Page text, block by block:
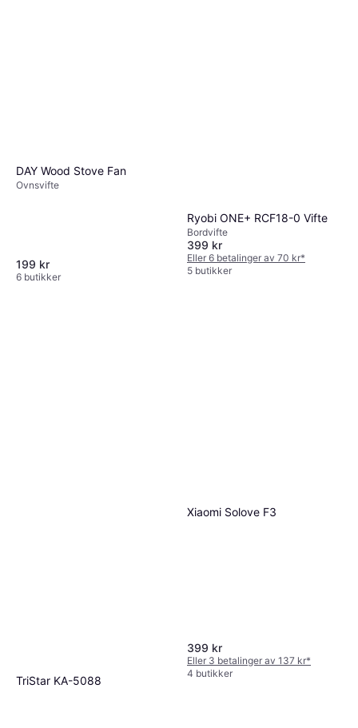
DAY Wood Stove Fan
Ovnsvifte
199 kr
6 butikker
Ryobi ONE+ RCF18-0 Vifte
Bordvifte
399 kr
Eller 6 betalinger av 70 kr*
5 butikker
TriStar KA-5088
Xiaomi Solove F3
399 kr
Eller 3 betalinger av 137 kr*
4 butikker